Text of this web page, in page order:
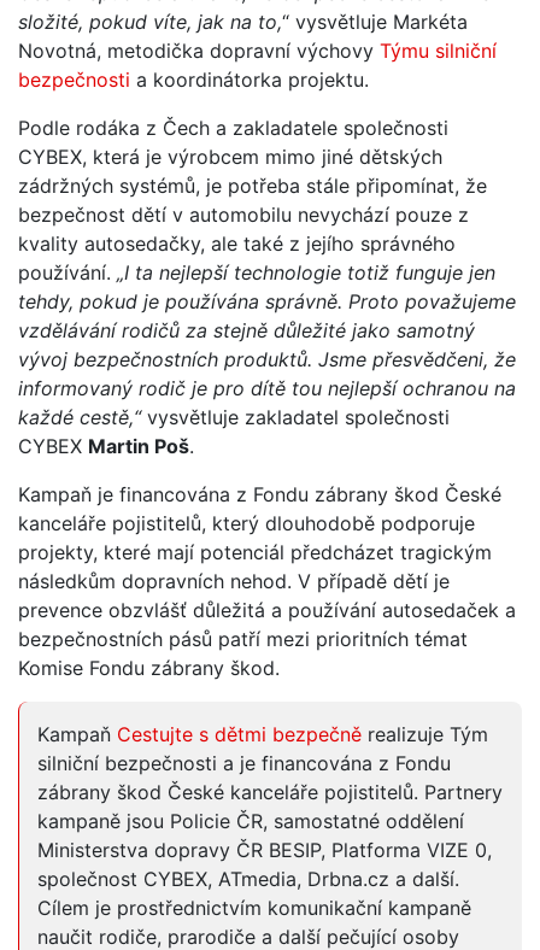
složité, pokud víte, jak na to,“ vysvětluje Markéta
Novotná, metodička dopravní výchovy Týmu silniční
bezpečnosti a koordinátorka projektu.
Podle rodáka z Čech a zakladatele společnosti
CYBEX, která je výrobcem mimo jiné dětských
zádržných systémů, je potřeba stále připomínat, že
bezpečnost dětí v automobilu nevychází pouze z
kvality autosedačky, ale také z jejího správného
používání. „I ta nejlepší technologie totiž funguje jen
tehdy, pokud je používána správně. Proto považujeme
vzdělávání rodičů za stejně důležité jako samotný
vývoj bezpečnostních produktů. Jsme přesvědčeni, že
informovaný rodič je pro dítě tou nejlepší ochranou na
každé cestě,“vysvětluje zakladatel společnosti
CYBEX Martin Poš.
Kampaň je financována z Fondu zábrany škod České
kanceláře pojistitelů, který dlouhodobě podporuje
projekty, které mají potenciál předcházet tragickým
následkům dopravních nehod. V případě dětí je
prevence obzvlášť důležitá a používání autosedaček a
bezpečnostních pásů patří mezi prioritních témat
Komise Fondu zábrany škod.
Kampaň Cestujte s dětmi bezpečně realizuje Tým
silniční bezpečnosti a je financována z Fondu
zábrany škod České kanceláře pojistitelů. Partnery
kampaně jsou Policie ČR, samostatné oddělení
Ministerstva dopravy ČR BESIP, Platforma VIZE 0,
společnost CYBEX, ATmedia, Drbna.cz a další.
Cílem je prostřednictvím komunikační kampaně
naučit rodiče, prarodiče a další pečující osoby